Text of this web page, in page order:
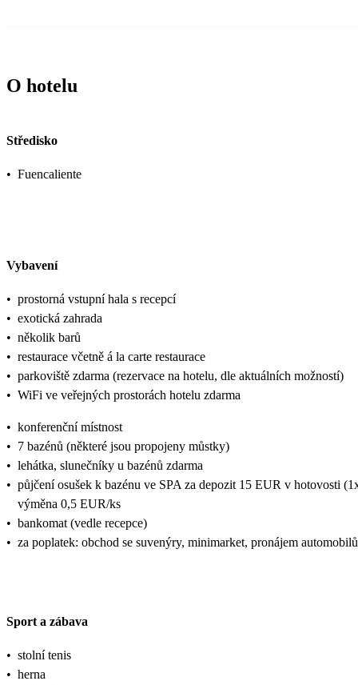
O hotelu
Středisko
• Fuencaliente
Vybavení
• prostorná vstupní hala s recepcí
• exotická zahrada
• několik barů
• restaurace včetně á la carte restaurace
• parkoviště zdarma (rezervace na hotelu, dle aktuálních možností)
• WiFi ve veřejných prostorách hotelu zdarma
• konferenční místnost
• 7 bazénů (některé jsou propojeny můstky)
• lehátka, slunečníky u bazénů zdarma
• půjčení osušek k bazénu ve SPA za depozit 15 EUR v hotovosti
výměna 0,5 EUR/ks
• bankomat (vedle recepce)
• za poplatek: obchod se suvenýry, minimarket, pronájem
Sport a zábava
• stolní tenis
• herna